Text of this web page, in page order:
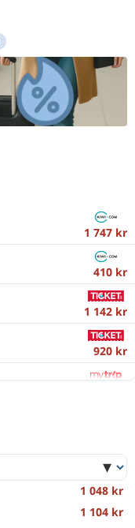
1 747 kr
410 kr
1 142 kr
920 kr
303 kr
1 654 kr
1 048 kr
1 104 kr